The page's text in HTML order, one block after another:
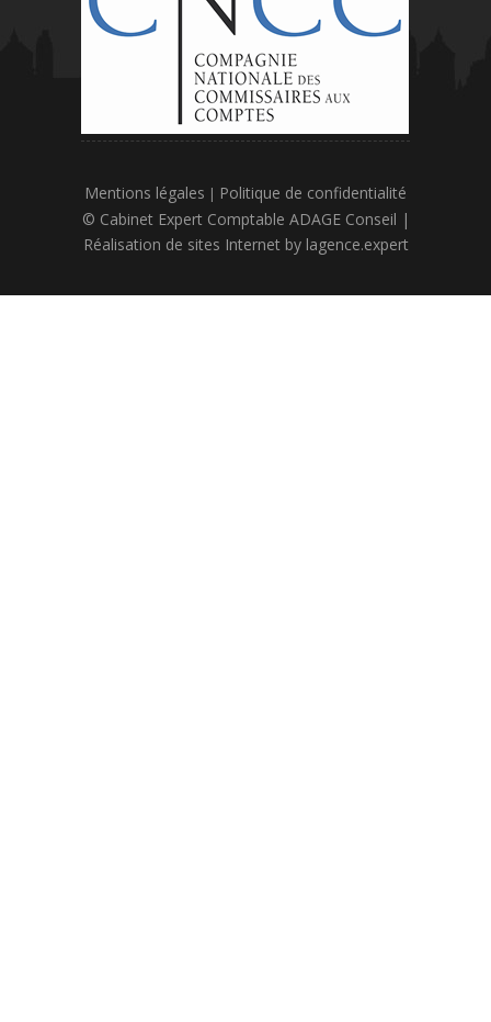
Mentions légales | Politique de confidentialité
© Cabinet Expert Comptable ADAGE Conseil |
Réalisation de sites Internet by lagence.expert